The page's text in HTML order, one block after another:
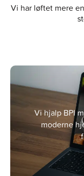
Vi har løftet mere
Vi hjalp BPI
moderne